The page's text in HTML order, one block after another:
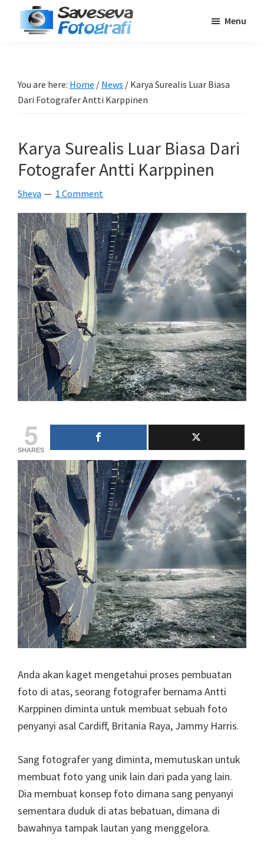
Pemula
-
Tutorial
-
-
Traveling
Menu
You are here: Home / News / Karya Surealis Luar Biasa
Dari Fotografer Antti Karppinen
Karya Surealis Luar Biasa Dari
Fotografer Antti Karppinen
Sheva 1 Comment
5
SHARES
Anda akan kaget mengetahui proses pembuatan
foto di atas, seorang fotografer bernama Antti
Karppinen diminta untuk membuat sebuah foto
penyanyi asal Cardiff, Britania Raya, Jammy Harris.
Sang fotografer yang diminta, memutuskan untuk
membuat foto yang unik lain dari pada yang lain.
Dia membuat konsep foto dimana sang penyanyi
sementara duduk di atas bebatuan, dimana di
bawahnya tampak lautan yang menggelora.